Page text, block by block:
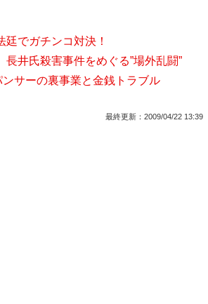
でガチンコ対決！
井氏殺害事件をめぐる”場外乱闘”
サーの裏事業と金銭トラブル
最終更新： 2009/04/22 13:39